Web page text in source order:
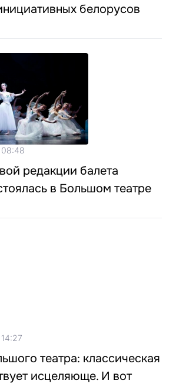
белорусов
08:48
редакции балета
в Большом театре
театра: классическая
исцеляюще. И вот